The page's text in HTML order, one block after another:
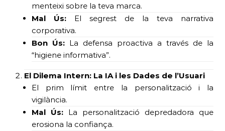
menteixi sobre la teva marca.
Mal Ús: El segrest de la teva narrativa
corporativa.
Bon Ús: La defensa proactiva a través de la
“higiene informativa”.
El Dilema Intern: La IA i les Dades de l’Usuari
El prim límit entre la personalització i la
vigilància.
Mal Ús: La personalització depredadora que
erosiona la confiança.